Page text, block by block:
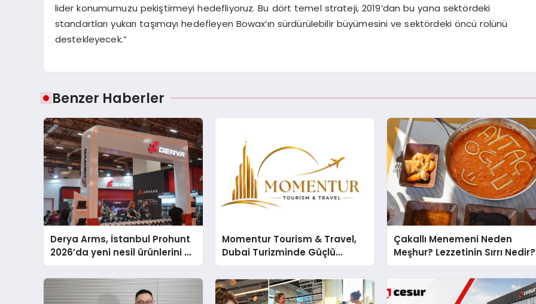
lider konumumuzu pekiştirmeyi hedefliyoruz. Bu dört temel strateji, 2019’dan bu yana sektördeki
standartları yukarı taşımayı hedefleyen Bowax’ın sürdürülebilir büyümesini ve sektördeki öncü rolünü
destekleyecek.”
Benzer Haberler
Derya Arms, İstanbul Prohunt
2026’da yeni nesil ürünlerini ve
global marka vizyonunu
sergiledi
Momentur Tourism & Travel,
Dubai Turizminde Güçlü
Operasyon Ağıyla Fark
Yaratıyor
Çakallı Menemeni Neden
Meşhur? Lezzetinin Sırrı Nedir?